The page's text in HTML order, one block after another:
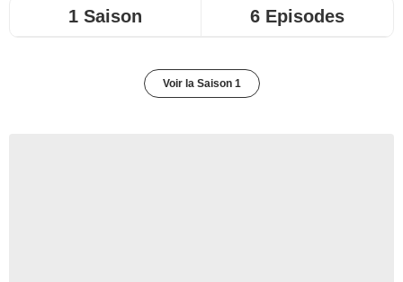
1 Saison 6 Episodes
Voir la Saison 1